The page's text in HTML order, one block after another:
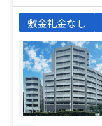
敷金礼金なし